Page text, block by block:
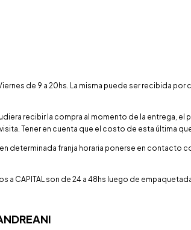
de 9 a 20hs. La misma puede ser recibida
recibir la compra al momento de la entrega, el
Tener en cuenta que el costo de esta última
determinada franja horaria ponerse en contacto
a CAPITAL son de 24 a 48hs luego de